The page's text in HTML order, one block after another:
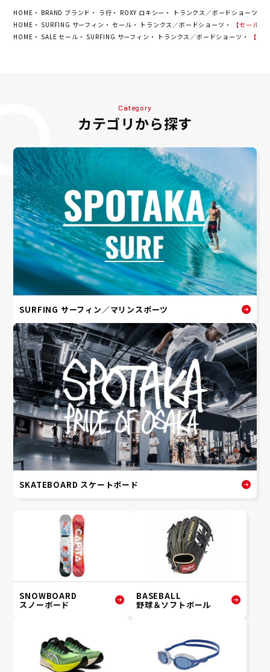
HOME BRAND ブランド ラ行 ROXY ロキシー トランクス／ボードショーツ
HOME
SURFING サーフィン セール トランクス／ボードショーツ
【セール
HOME
SALE セール SURFING サーフィン トランクス／ボードショーツ 【セ
Category
カテゴリから探す
SURFING サーフィン／マリンスポーツ
SKATEBOARD スケートボード
SNOWBOARD
スノーボード
BASEBALL
野球＆ソフトボール